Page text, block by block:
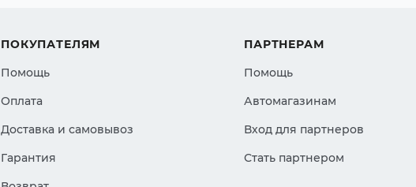
ПОКУПАТЕЛЯМ
Помощь
Оплата
Доставка и самовывоз
Гарантия
ПАРТНЕРАМ
Помощь
Автомагазинам
Вход для партнеров
Стать партнером